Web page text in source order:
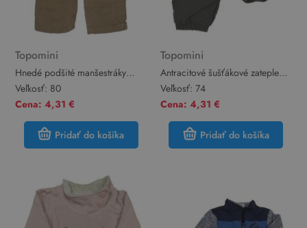
Topomini
Hnedé podšité manšestráky
Topomini
Veľkosť: 80
Cena: 4,31 €
Pridať do košíka
Topomini
Antracitové šušťákové zateplené
nohavice Topomini
Veľkosť: 74
Cena: 4,31 €
Pridať do košíka